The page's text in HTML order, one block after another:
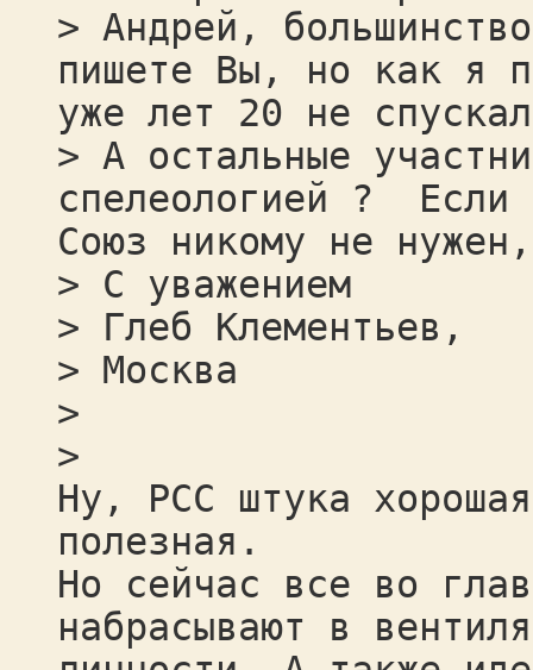
> Андрей,
пишете Вы, но как я
уже лет 20 не
> А остальные
спелеологией ?
Союз никому не
> С уважением
> Глеб Клементьев,
> Москва
>
>
Ну, РСС штука
полезная.
Но сейчас все во
набрасывают в